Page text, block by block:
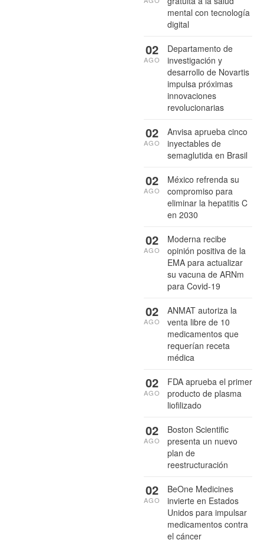
mental con tecnología
digital
Departamento de
investigación y
desarrollo de Novartis
impulsa próximas
innovaciones
revolucionarias
02
AGO
Anvisa aprueba cinco
inyectables de
semaglutida en Brasil
02
AGO
México refrenda su
compromiso para
eliminar la hepatitis C
en 2030
02
AGO
Moderna recibe
opinión positiva de la
EMA para actualizar
su vacuna de ARNm
para Covid-19
02
AGO
ANMAT autoriza la
venta libre de 10
medicamentos que
requerían receta
médica
02
AGO
FDA aprueba el primer
producto de plasma
liofilizado
02
AGO
Boston Scientific
presenta un nuevo
plan de
reestructuración
02
AGO
BeOne Medicines
invierte en Estados
Unidos para impulsar
medicamentos contra
el cáncer
02
AGO